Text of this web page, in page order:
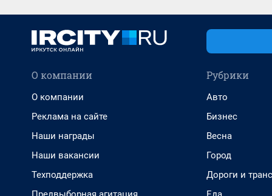
О компании
О компании
Реклама на сайте
Наши награды
Наши вакансии
Техподдержка
Рубрики
Авто
Бизнес
Весна
Город
Дороги и